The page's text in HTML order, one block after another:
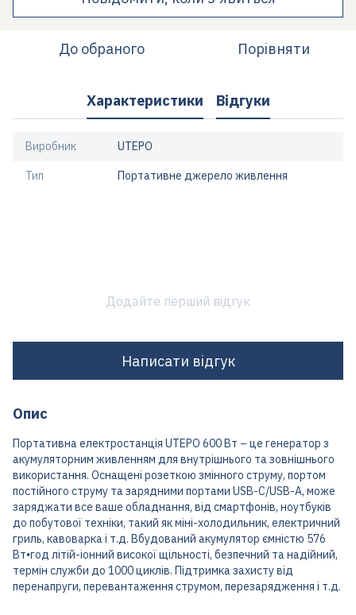
До обраного Порівняти
Характеристики Відгуки
Виробник UTEPO
Тип Портативне джерело живлення
Додайте перший відгук
Написати відгук
Опис
Портативна електростанція UTEPO 600 Вт – це генератор з
акумуляторним живленням для внутрішнього та зовнішнього
використання. Оснащені розеткою змінного струму, портом
постійного струму та зарядними портами USB-C/USB-A, може
заряджати все ваше обладнання, від смартфонів, ноутбуків
до побутової техніки, такий як міні-холодильник, електричний
гриль, кавоварка і т.д. Вбудований акумулятор ємністю 576
Вт•год літій-іонний високої щільності, безпечний та надійний,
термін служби до 1000 циклів. Підтримка захисту від
перенапруги, перевантаження струмом, перезарядження і т.д.